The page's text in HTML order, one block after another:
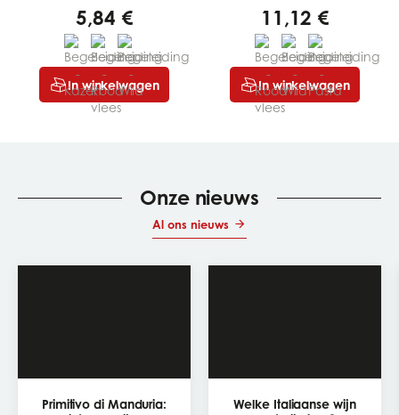
5,84 €
In winkelwagen
11,12 €
In winkelwagen
Onze nieuws
Al ons nieuws
Primitivo di Manduria:
Welke Italiaanse wijn